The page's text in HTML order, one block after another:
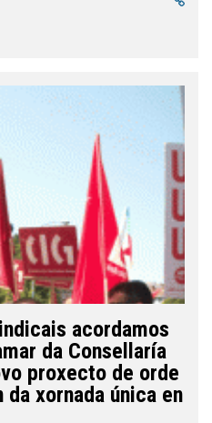
acordamos
da Consellaría
proxecto de orde
xornada única en